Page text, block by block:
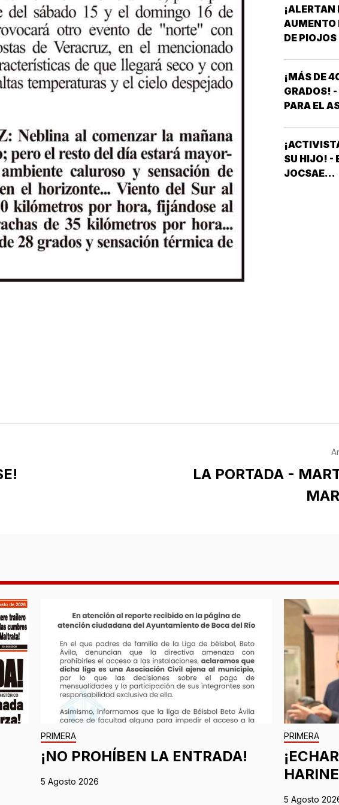
¡ALERTAN
AUMENTO
DE PIOJOS
¡MÁS DE
GRADOS!
PARA EL
SU HIJO! -
JOCSAE
LA PORTADA -
PRIMERA
¡NO PROHÍBEN LA ENTRADA!
5 Agosto 2026
PRIMERA
5 Agosto